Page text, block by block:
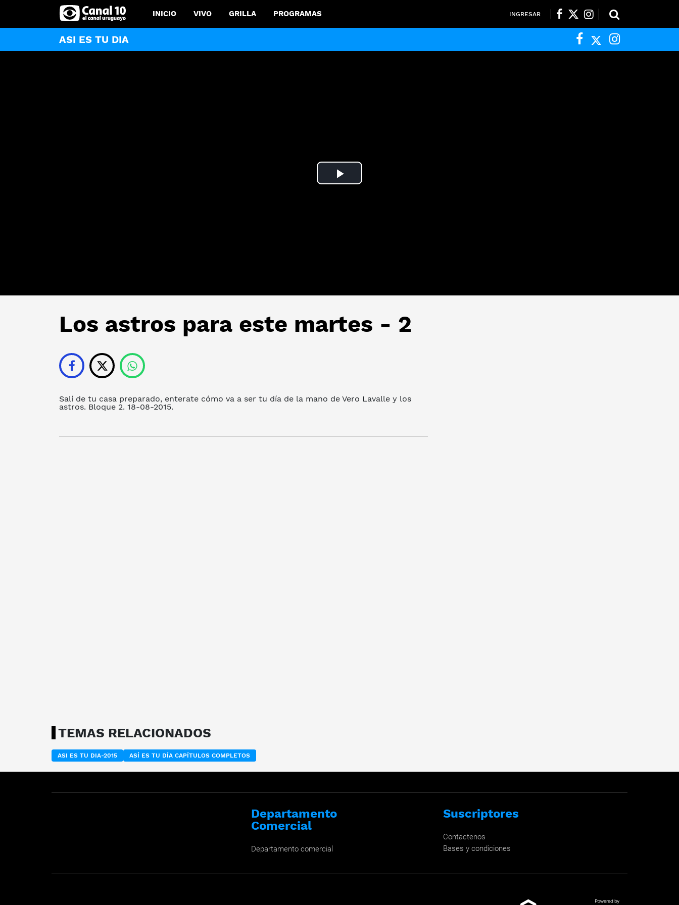
INICIO VIVO GRILLA PROGRAMAS INGRESAR
ASI ES TU DIA
Play
Los astros para este martes - 2
Salí de tu casa preparado, enterate cómo va a ser tu día de la mano de Vero Lavalle y los
astros. Bloque 2. 18-08-2015.
TEMAS RELACIONADOS
ASI ES TU DIA-2015 ASÍ ES TU DÍA CAPÍTULOS COMPLETOS
Departamento
Comercial
Departamento comercial
Suscriptores
Contactenos
Bases y condiciones